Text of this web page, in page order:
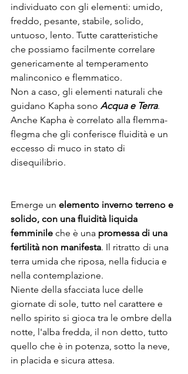
individuato con gli elementi: umido,
freddo, pesante, stabile, solido,
untuoso, lento. Tutte caratteristiche
che possiamo facilmente correlare
genericamente al temperamento
malinconico e flemmatico.
Non a caso, gli elementi naturali che
guidano Kapha sono Acqua e Terra.
Anche Kapha è correlato alla flemma-
flegma che gli conferisce fluidità e un
eccesso di muco in stato di
disequilibrio.
Emerge un elemento inverno terreno e
solido, con una fluidità liquida
femminile che è una promessa di una
fertilità non manifesta. Il ritratto di una
terra umida che riposa, nella fiducia e
nella contemplazione.
Niente della sfacciata luce delle
giornate di sole, tutto nel carattere e
nello spirito si gioca tra le ombre della
notte, l'alba fredda, il non detto, tutto
quello che è in potenza, sotto la neve,
in placida e sicura attesa.